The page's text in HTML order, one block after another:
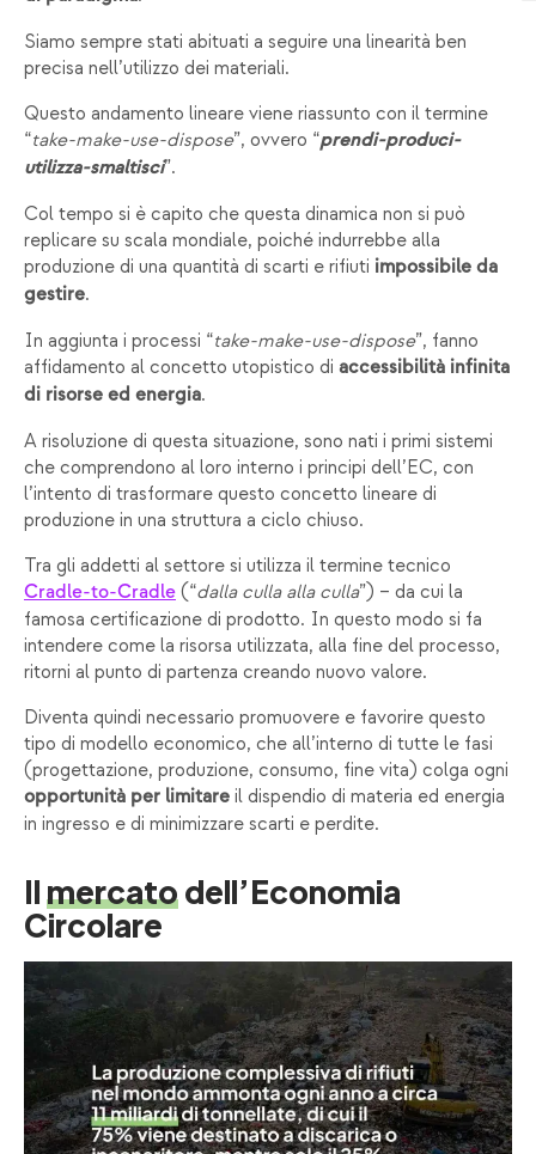
Siamo sempre stati abituati a seguire una linearità ben
precisa nell’utilizzo dei materiali.
Questo andamento lineare viene riassunto con il termine
“take-make-use-dispose”, ovvero “prendi-produci-
utilizza-smaltisci”.
Col tempo si è capito che questa dinamica non si può
replicare su scala mondiale, poiché indurrebbe alla
produzione di una quantità di scarti e rifiuti impossibile da
gestire.
In aggiunta i processi “take-make-use-dispose”, fanno
affidamento al concetto utopistico di accessibilità infinita
di risorse ed energia.
A risoluzione di questa situazione, sono nati i primi sistemi
che comprendono al loro interno i principi dell’EC, con
l’intento di trasformare questo concetto lineare di
produzione in una struttura a ciclo chiuso.
Tra gli addetti al settore si utilizza il termine tecnico
Cradle-to-Cradle (“dalla culla alla culla”) – da cui la
famosa certificazione di prodotto. In questo modo si fa
intendere come la risorsa utilizzata, alla fine del processo,
ritorni al punto di partenza creando nuovo valore.
Diventa quindi necessario promuovere e favorire questo
tipo di modello economico, che all’interno di tutte le fasi
(progettazione, produzione, consumo, fine vita) colga ogni
opportunità per limitare il dispendio di materia ed energia
in ingresso e di minimizzare scarti e perdite.
Ilmercatodell’Economia
Circolare